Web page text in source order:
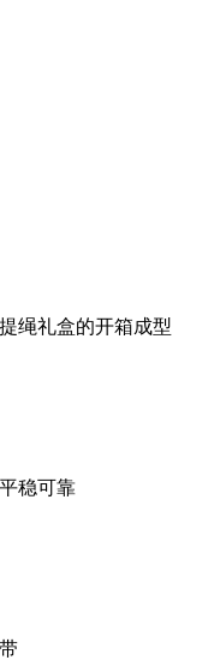
绳礼盒的开箱成型
稳可靠